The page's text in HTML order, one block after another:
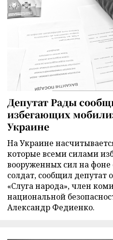
Депутат Рады
избегающих
Украине
На Украине
которые всеми силами
вооруженных сил на фоне
солдат, сообщил депутат
«Слуга народа», член
национальной
Александр Федиенко.